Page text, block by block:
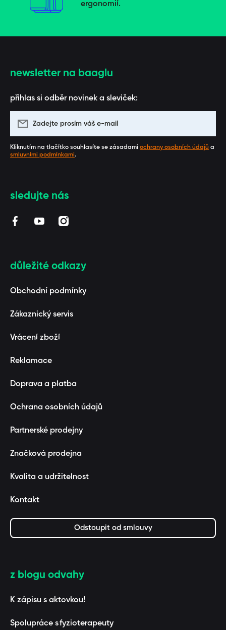
ergonomií.
newsletter na baaglu
přihlas si odběr novinek a sleviček:
Zadejte prosím váš e-mail
Kliknutím na tlačítko souhlasíte se zásadami ochrany osobních údajů a
smluvními podmínkami.
sledujte nás
facebookcom/BAAGL/
youtubecom/channel/
instagramcom/baaglcz/
důležité odkazy
Obchodní podmínky
Zákaznický servis
Vrácení zboží
Reklamace
Doprava a platba
Ochrana osobních údajů
Partnerské prodejny
Značková prodejna
Kvalita a udržitelnost
Kontakt
Odstoupit od smlouvy
z blogu odvahy
K zápisu s aktovkou!
Spolupráce s fyzioterapeuty